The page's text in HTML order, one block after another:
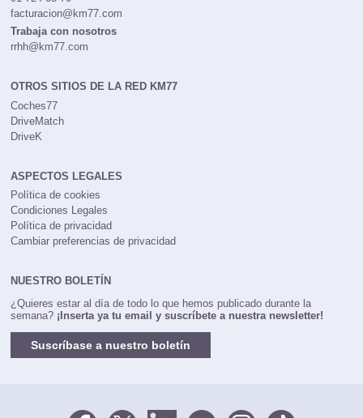
facturacion@km77.com
Trabaja con nosotros
rrhh@km77.com
OTROS SITIOS DE LA RED KM77
Coches77
DriveMatch
DriveK
ASPECTOS LEGALES
Política de cookies
Condiciones Legales
Política de privacidad
Cambiar preferencias de privacidad
NUESTRO BOLETÍN
¿Quieres estar al día de todo lo que hemos publicado durante la
semana? ¡Inserta ya tu email y suscríbete a nuestra newsletter!
Suscríbase a nuestro boletín